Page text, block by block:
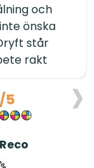
och
önska
står
rakt
❤️/Annelie
›
5